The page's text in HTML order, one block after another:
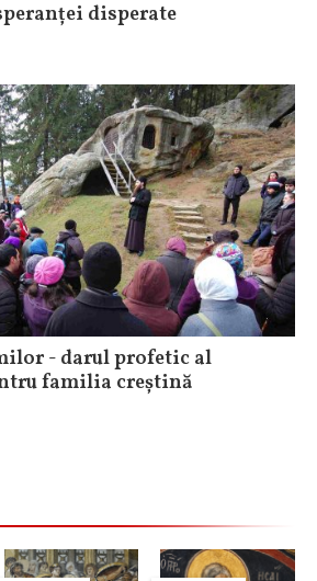
disperate
- darul profetic al
familia creștină